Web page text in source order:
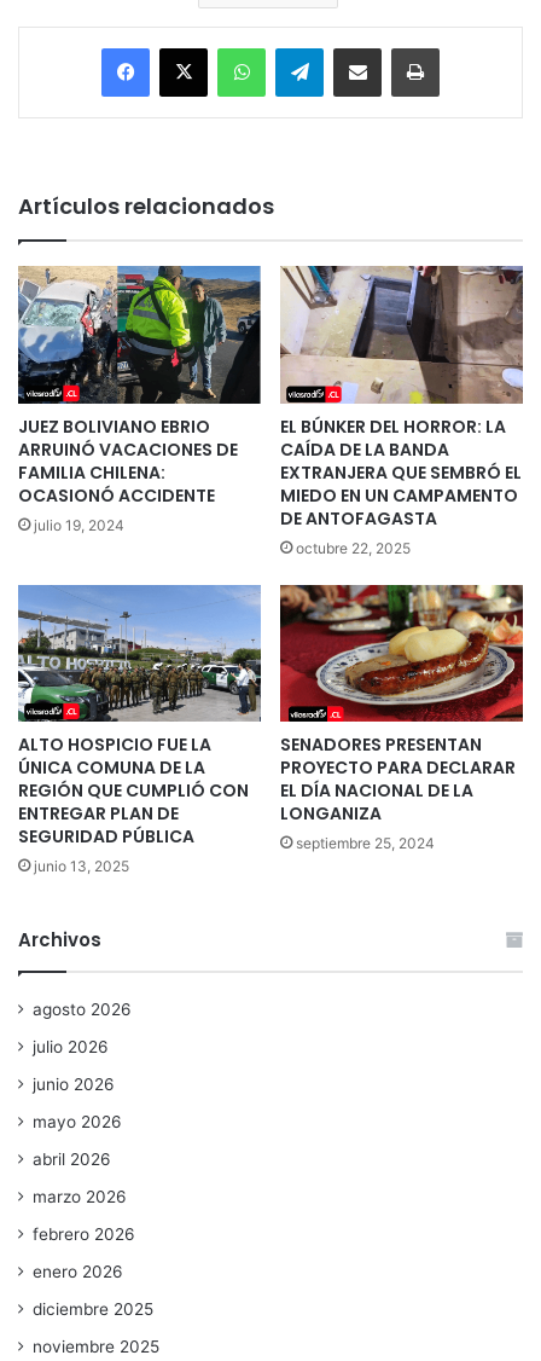
Facebook
X WhatsAppTelegramEnviar vía email Imprimir
Artículos relacionados
JUEZ BOLIVIANO EBRIO
ARRUINÓ VACACIONES DE
FAMILIA CHILENA:
OCASIONÓ ACCIDENTE
julio 19, 2024
EL BÚNKER DEL HORROR: LA
CAÍDA DE LA BANDA
EXTRANJERA QUE SEMBRÓ EL
MIEDO EN UN CAMPAMENTO
DE ANTOFAGASTA
octubre 22, 2025
ALTO HOSPICIO FUE LA
ÚNICA COMUNA DE LA
REGIÓN QUE CUMPLIÓ CON
ENTREGAR PLAN DE
SEGURIDAD PÚBLICA
junio 13, 2025
SENADORES PRESENTAN
PROYECTO PARA DECLARAR
EL DÍA NACIONAL DE LA
LONGANIZA
septiembre 25, 2024
Archivos
agosto 2026
julio 2026
junio 2026
mayo 2026
abril 2026
marzo 2026
febrero 2026
enero 2026
diciembre 2025
noviembre 2025